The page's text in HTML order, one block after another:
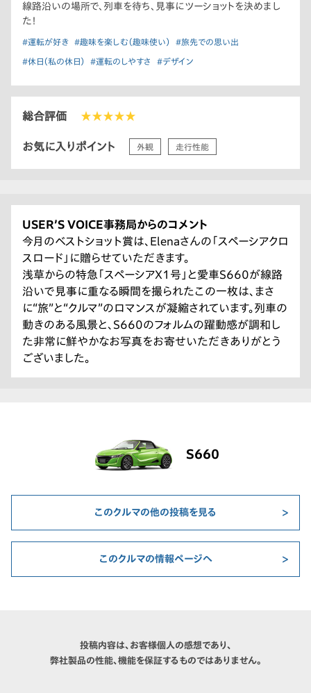
線路沿いの場所で、列車を待ち、見事にツーショットを決めまし
た！
#運転が好き #趣味を楽しむ（趣味使い） #旅先での思い出
#休日（私の休日） #運転のしやすさ #デザイン
総合評価 ★★★★★
お気に入りポイント 外観 走行性能
USER’S VOICE事務局からのコメント
今月のベストショット賞は、Elenaさんの「スペーシアクロ
スロード」に贈らせていただきます。
浅草からの特急「スペーシアX1号」と愛車S660が線路
沿いで見事に重なる瞬間を撮られたこの一枚は、まさ
に“旅”と“クルマ”のロマンスが凝縮されています。列車の
動きのある風景と、S660のフォルムの躍動感が調和し
た非常に鮮やかなお写真をお寄せいただきありがとう
ございました。
S660
このクルマの他の投稿を見る
このクルマの情報ページへ
投稿内容は、お客様個人の感想であり、
弊社製品の性能、機能を保証するものではありません。